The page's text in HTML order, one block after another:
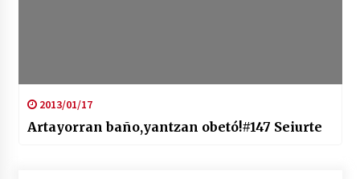
2013/01/17
Artayorran baño,yantzan obetó!#147 Seiurte